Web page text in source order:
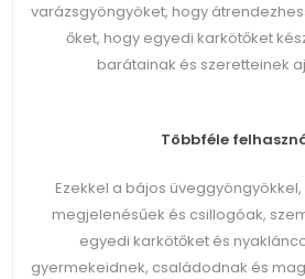
varázsgyöngyöket, hogy
őket, hogy egyedi karkötőket
barátainak és szeretteinek
Többféle
Ezekkel a bájos
megjelenésűek és csillogóak,
egyedi karkötőket és
gyermekeidnek, családodnak és